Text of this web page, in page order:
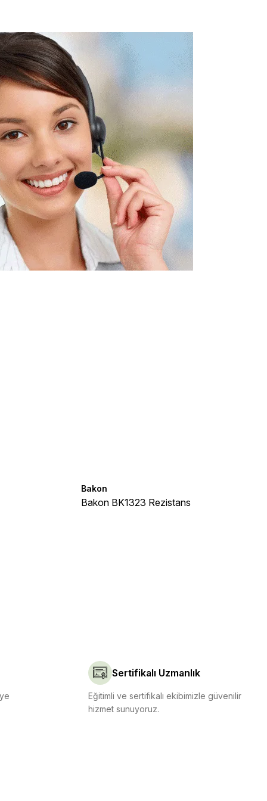
Bakon
Bakon BK1323 Rezistans
Sertifikalı Uzmanlık
Eğitimli ve sertifikalı ekibimizle güvenilir
hizmet sunuyoruz.